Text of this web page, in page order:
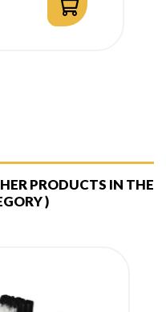
PRODUCTS IN THE
)